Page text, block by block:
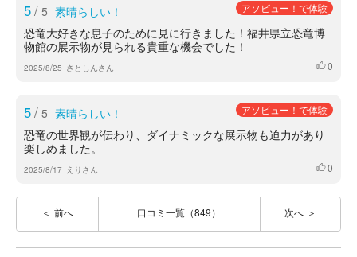
5/ 5 素晴らしい！ アソビュー！で体験
恐竜大好きな息子のために見に行きました！福井県立恐竜博
物館の展示物が見られる貴重な機会でした！
2025/8/25 さとしんさん いいね
0
5/ 5 素晴らしい！ アソビュー！で体験
恐竜の世界観が伝わり、ダイナミックな展示物も迫力があり
楽しめました。
2025/8/17 えりさん いいね
0
前へ 口コミ一覧（849） 次へ